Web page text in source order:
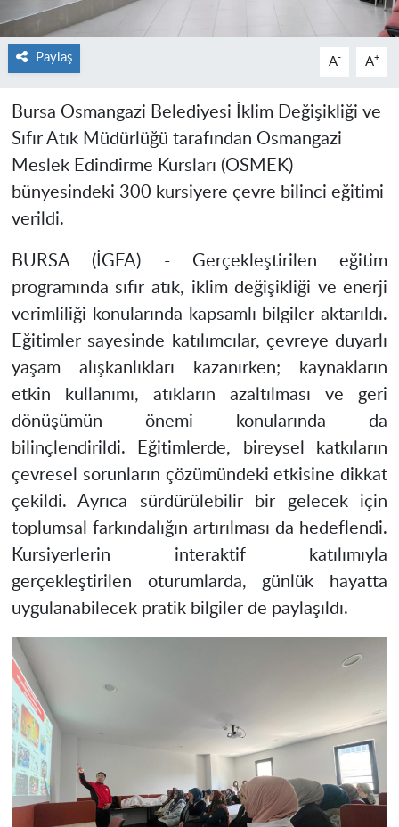
Paylaş A- A+
Bursa Osmangazi Belediyesi İklim Değişikliği ve
Sıfır Atık Müdürlüğü tarafından Osmangazi
Meslek Edindirme Kursları (OSMEK)
bünyesindeki 300 kursiyere çevre bilinci eğitimi
verildi.
BURSA (İGFA) - Gerçekleştirilen eğitim
programında sıfır atık, iklim değişikliği ve enerji
verimliliği konularında kapsamlı bilgiler aktarıldı.
Eğitimler sayesinde katılımcılar, çevreye duyarlı
yaşam alışkanlıkları kazanırken; kaynakların
etkin kullanımı, atıkların azaltılması ve geri
dönüşümün önemi konularında da
bilinçlendirildi. Eğitimlerde, bireysel katkıların
çevresel sorunların çözümündeki etkisine dikkat
çekildi. Ayrıca sürdürülebilir bir gelecek için
toplumsal farkındalığın artırılması da hedeflendi.
Kursiyerlerin interaktif katılımıyla
gerçekleştirilen oturumlarda, günlük hayatta
uygulanabilecek pratik bilgiler de paylaşıldı.